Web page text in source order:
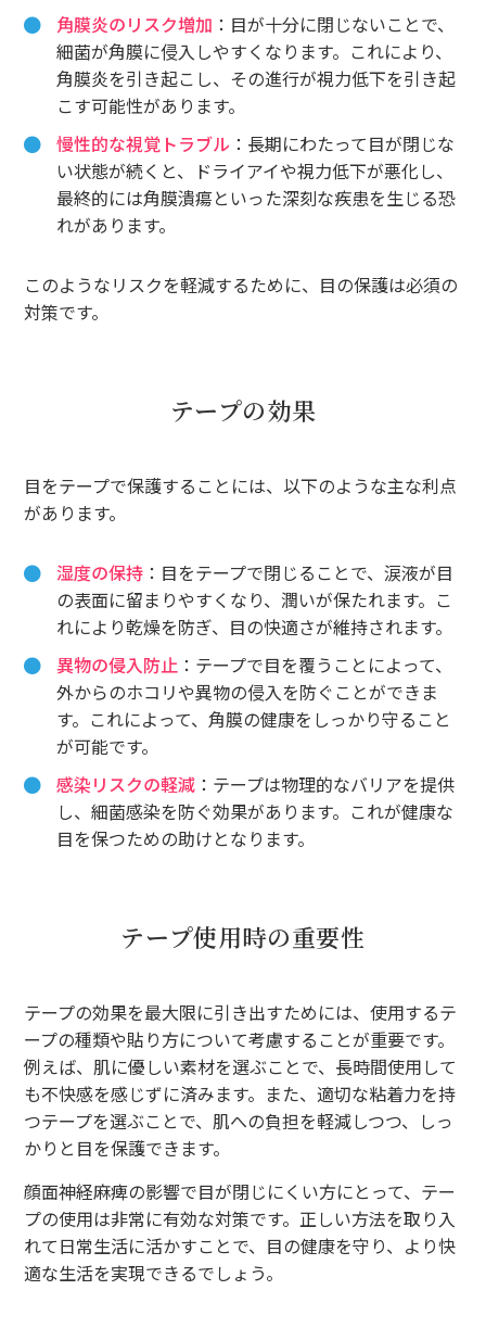
角膜炎のリスク増加 ：目が十分に閉じないことで、
細菌が角膜に侵入しやすくなります。これにより、
角膜炎を引き起こし、その進行が視力低下を引き起
こす可能性があります。
慢性的な視覚トラブル ：長期にわたって目が閉じな
い状態が続くと、ドライアイや視力低下が悪化し、
最終的には角膜潰瘍といった深刻な疾患を生じる恐
れがあります。
このようなリスクを軽減するために、目の保護は必須の
対策です。
テープの効果
目をテープで保護することには、以下のような主な利点
があります。
湿度の保持 ：目をテープで閉じることで、涙液が目
の表面に留まりやすくなり、潤いが保たれます。こ
れにより乾燥を防ぎ、目の快適さが維持されます。
異物の侵入防止 ：テープで目を覆うことによって、
外からのホコリや異物の侵入を防ぐことができま
す。これによって、角膜の健康をしっかり守ること
が可能です。
感染リスクの軽減 ：テープは物理的なバリアを提供
し、細菌感染を防ぐ効果があります。これが健康な
目を保つための助けとなります。
テープ使用時の重要性
テープの効果を最大限に引き出すためには、使用するテ
ープの種類や貼り方について考慮することが重要です。
例えば、肌に優しい素材を選ぶことで、長時間使用して
も不快感を感じずに済みます。また、適切な粘着力を持
つテープを選ぶことで、肌への負担を軽減しつつ、しっ
かりと目を保護できます。
顔面神経麻痺の影響で目が閉じにくい方にとって、テー
プの使用は非常に有効な対策です。正しい方法を取り入
れて日常生活に活かすことで、目の健康を守り、より快
適な生活を実現できるでしょう。